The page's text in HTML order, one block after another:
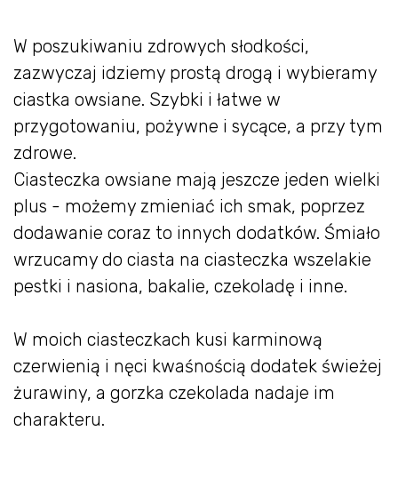
W poszukiwaniu zdrowych słodkości,
zazwyczaj idziemy prostą drogą i wybieramy
ciastka owsiane. Szybki i łatwe w
przygotowaniu, pożywne i sycące, a przy tym
zdrowe.
Ciasteczka owsiane mają jeszcze jeden wielki
plus - możemy zmieniać ich smak, poprzez
dodawanie coraz to innych dodatków. Śmiało
wrzucamy do ciasta na ciasteczka wszelakie
pestki i nasiona, bakalie, czekoladę i inne.
W moich ciasteczkach kusi karminową
czerwienią i nęci kwaśnością dodatek świeżej
żurawiny, a gorzka czekolada nadaje im
charakteru.